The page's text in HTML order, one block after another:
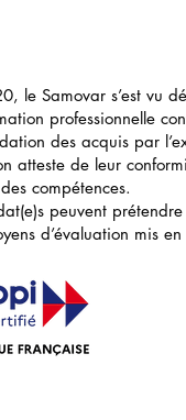
le Samovar s’est vu
professionnelle
des acquis par
atteste de leur
compétences.
peuvent
d’évaluation mis